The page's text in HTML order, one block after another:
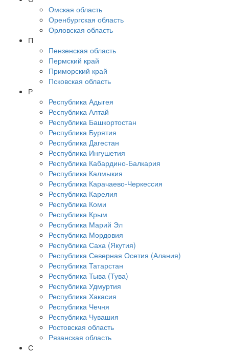
Омская область
Оренбургская область
Орловская область
П
Пензенская область
Пермский край
Приморский край
Псковская область
Р
Республика Адыгея
Республика Алтай
Республика Башкортостан
Республика Бурятия
Республика Дагестан
Республика Ингушетия
Республика Кабардино-Балкария
Республика Калмыкия
Республика Карачаево-Черкессия
Республика Карелия
Республика Коми
Республика Крым
Республика Марий Эл
Республика Мордовия
Республика Саха (Якутия)
Республика Северная Осетия (Алания)
Республика Татарстан
Республика Тыва (Тува)
Республика Удмуртия
Республика Хакасия
Республика Чечня
Республика Чувашия
Ростовская область
Рязанская область
С